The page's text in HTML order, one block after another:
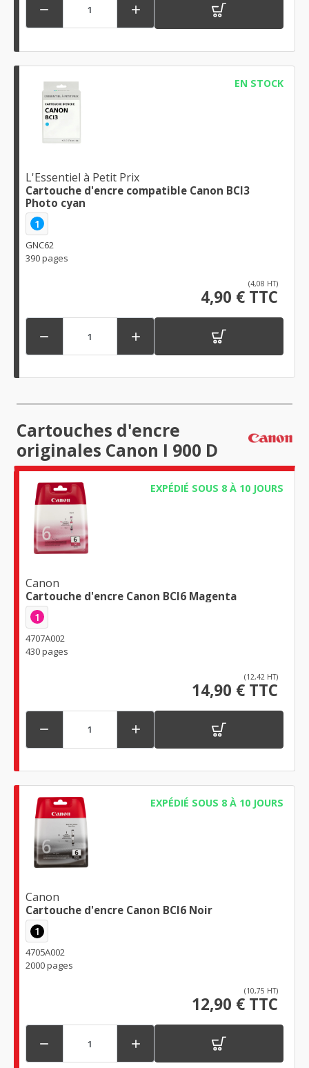
 
EN STOCK
L'Essentiel à Petit Prix
Cartouche d'encre compatible Canon BCI3
Photo cyan
1
GNC62
390 pages
(4,08 HT)
4,90 € TTC
 
Cartouches d'encre
originales Canon I 900 D
EXPÉDIÉ SOUS 8 À 10 JOURS
Canon
Cartouche d'encre Canon BCI6 Magenta
1
4707A002
430 pages
(12,42 HT)
14,90 € TTC
 
EXPÉDIÉ SOUS 8 À 10 JOURS
Canon
Cartouche d'encre Canon BCI6 Noir
1
4705A002
2000 pages
(10,75 HT)
12,90 € TTC
 